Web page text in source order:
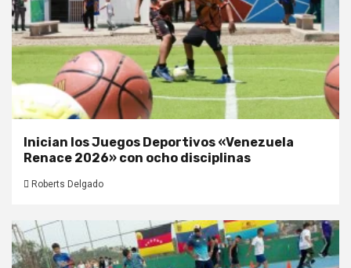
Inician los Juegos Deportivos «Venezuela
Renace 2026» con ocho disciplinas
Roberts Delgado